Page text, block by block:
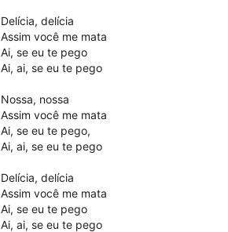
Delícia, delícia
Assim você me mata
Ai, se eu te pego
Ai, ai, se eu te pego
Nossa, nossa
Assim você me mata
Ai, se eu te pego,
Ai, ai, se eu te pego
Delícia, delícia
Assim você me mata
Ai, se eu te pego
Ai, ai, se eu te pego